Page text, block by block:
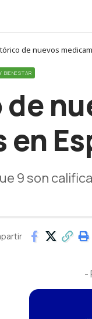
de nuevos
BIENESTAR
9 son
-